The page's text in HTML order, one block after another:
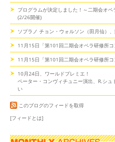
プログラムが決定しました！～二期会オ
(2/26開催)
ソプラノ チョン・ウォルソン（田月仙）
11月15日「第101回二期会オペラ研修所コ
11月15日「第101回二期会オペラ研修所コ
10月24日、ワールドプレミエ！
ペーター・コンヴィチュニー演出、R.シ
い
このブログのフィードを取得
[フィードとは]